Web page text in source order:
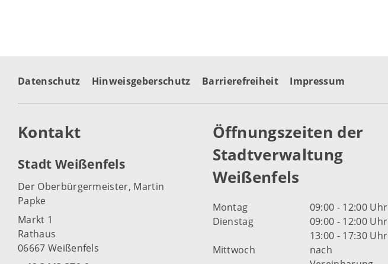
Datenschutz Hinweisgeberschutz Barrierefreiheit Impressum
Kontakt
Stadt Weißenfels
Der Oberbürgermeister, Martin
Papke
Markt 1
Rathaus
06667 Weißenfels
Öffnungszeiten der
Stadtverwaltung
Weißenfels
Montag
09:00 - 12:00 Uhr
Dienstag
09:00 - 12:00 Uhr
13:00 - 17:30 Uhr
Mittwoch
nach